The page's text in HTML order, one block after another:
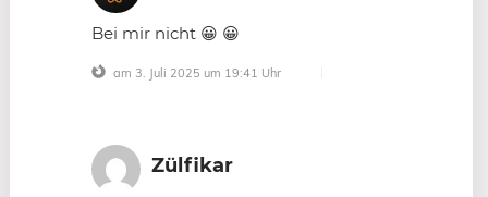
Bei mir nicht 😀 😀
am 3. Juli 2025 um 19:41 Uhr
Zülfikar